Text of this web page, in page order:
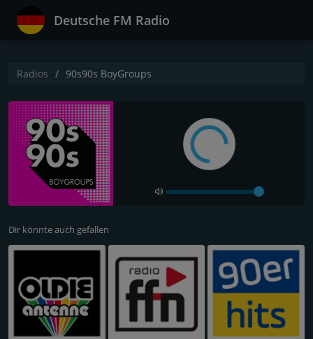
Deutsche FM Radio
Radios 90s90s BoyGroups
Dir könnte auch gefallen